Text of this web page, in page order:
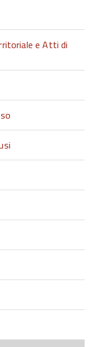
e Atti di